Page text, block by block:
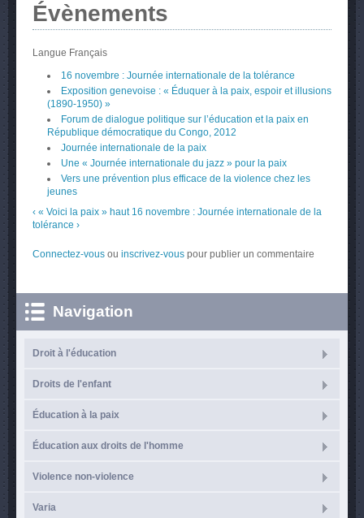
Évènements
Langue Français
16 novembre : Journée internationale de la tolérance
Exposition genevoise : « Éduquer à la paix, espoir et illusions
(1890-1950) »
Forum de dialogue politique sur l’éducation et la paix en
République démocratique du Congo, 2012
Journée internationale de la paix
Une « Journée internationale du jazz » pour la paix
Vers une prévention plus efficace de la violence chez les
jeunes
‹ « Voici la paix » haut 16 novembre : Journée internationale de la
tolérance ›
Connectez-vous ou inscrivez-vous pour publier un commentaire
Navigation
Droit à l'éducation
Droits de l'enfant
Éducation à la paix
Éducation aux droits de l'homme
Violence non-violence
Varia